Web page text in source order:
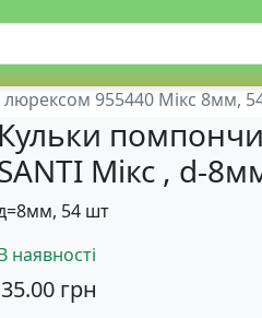
955440 Мікс 8мм,
Кульки
Мікс , d-
54 шт
наявності
35.00 грн